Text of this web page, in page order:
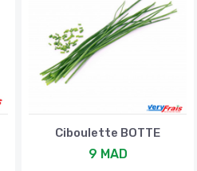
Ciboulette BOTTE
9 MAD